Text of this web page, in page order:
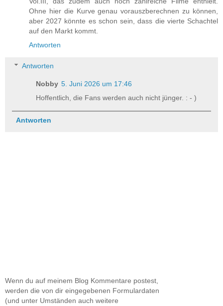
Ohne hier die Kurve genau vorauszberechnen zu können,
aber 2027 könnte es schon sein, dass die vierte Schachtel
auf den Markt kommt.
Antworten
Antworten
Nobby 5. Juni 2026 um 17:46
Hoffentlich, die Fans werden auch nicht jünger. : - )
Antworten
Wenn du auf meinem Blog Kommentare postest,
werden die von dir eingegebenen Formulardaten
(und unter Umständen auch weitere